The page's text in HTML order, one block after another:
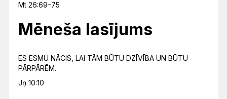
Mt 26:69–75
Mēneša lasījums
ES ESMU NĀCIS, LAI TĀM BŪTU DZĪVĪBA UN BŪTU
PĀRPĀRĒM.
Jņ 10:10